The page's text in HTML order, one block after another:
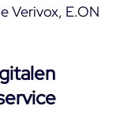
Verivox, E.ON